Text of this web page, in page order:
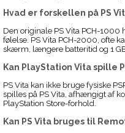
Hvad er forskellen på PS
Den originale PS Vita PCH-
følelse. PS Vita PCH-2000, ofte
skærm, længere batteritid og 1
Kan PlayStation Vita spille
PS Vita kan ikke bruge fysiske
spilles på PS Vita, afhængigt af
PlayStation Store-forhold.
Kan PS Vita bruges til